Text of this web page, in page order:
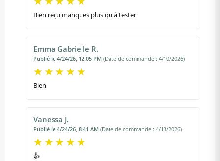
Bien reçu manques plus qu'à tester
Emma Gabrielle R.
Publié le 4/24/26, 12:05 PM (Date de commande : 4/10/2026)
Bien
Vanessa J.
Publié le 4/24/26, 8:41 AM (Date de commande : 4/13/2026)
👍